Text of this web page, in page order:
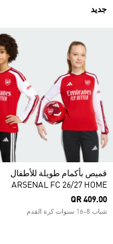
جديد
قميص بأكمام طويلة للأطفال
ARSENAL FC 26/27 HOME
QR 409.00
شباب 8-16 سنوات كرة القدم